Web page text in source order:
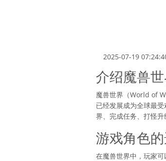
2025-07-19
介绍魔兽
魔兽世界（World of
已经发展成为全球最
界、完成任务、打怪升
游戏角色
在魔兽世界中，玩家